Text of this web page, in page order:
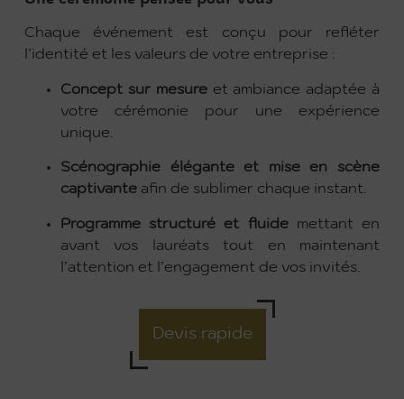
Chaque événement est conçu pour refléter
l’identité et les valeurs de votre entreprise :
Concept sur mesureet ambiance adaptée à
votre cérémonie pour une expérience
unique.
Scénographie élégante et mise en scène
captivante afin de sublimer chaque instant.
Programme structuré et fluidemettant en
avant vos lauréats tout en maintenant
l’attention et l’engagement de vos invités.
Devis rapide